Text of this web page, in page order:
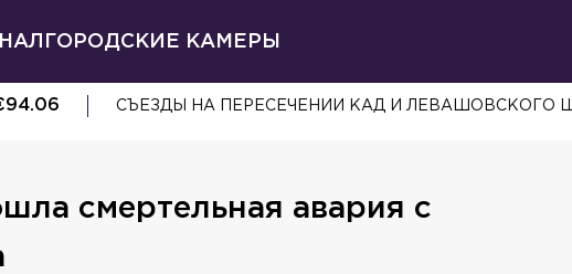
ГОРОДСКИЕ КАМЕРЫ
94.06 СЪЕЗДЫ НА ПЕРЕСЕЧЕНИИ КАД И ЛЕВАШОВСКОГО
смертельная авария с